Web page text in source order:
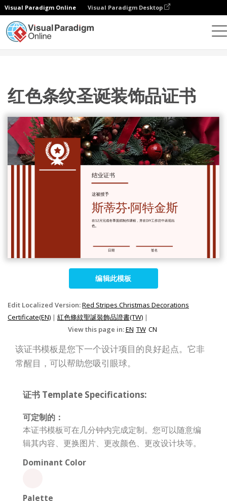
Visual Paradigm Online Visual Paradigm Desktop
红色条纹圣诞装饰品证书
编辑此模板
Edit Localized Version:Red Stripes Christmas Decorations
Certificate(EN) | 紅色條紋聖誕裝飾品證書(TW) |
View this page in:EN TW CN
该证书模板是您下一个设计项目的良好起点。它非
常醒目，可以帮助您吸引眼球。
证书 Template Specifications:
可定制的：
本证书模板可在几分钟内完成定制。您可以随意编
辑其内容、更换图片、更改颜色、更改设计块等。
Dominant Color
Palette